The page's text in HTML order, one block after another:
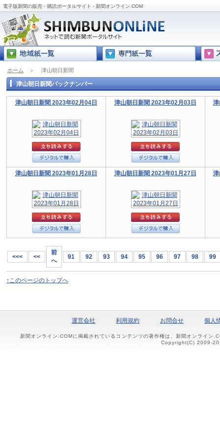
電子版新聞の販売・購読ポータルサイト - 新聞オンライン.COM
ホーム ＞ 津山朝日新聞
津山朝日新聞バックナンバー
津山朝日新聞 2023年02月04日 津山朝日新聞 2023年02月03日
津山朝日新聞 2023年01月28日 津山朝日新聞 2023年01月27日
<<< <<
前
へ
91 92 93 94 95 96 97 98 99
↑このページのトップへ
運営会社 利用規約 お問合せ 個人
新聞オンライン.COMに掲載されているコンテンツの著作権は、新聞オンライン
Copyright(C) 2009-